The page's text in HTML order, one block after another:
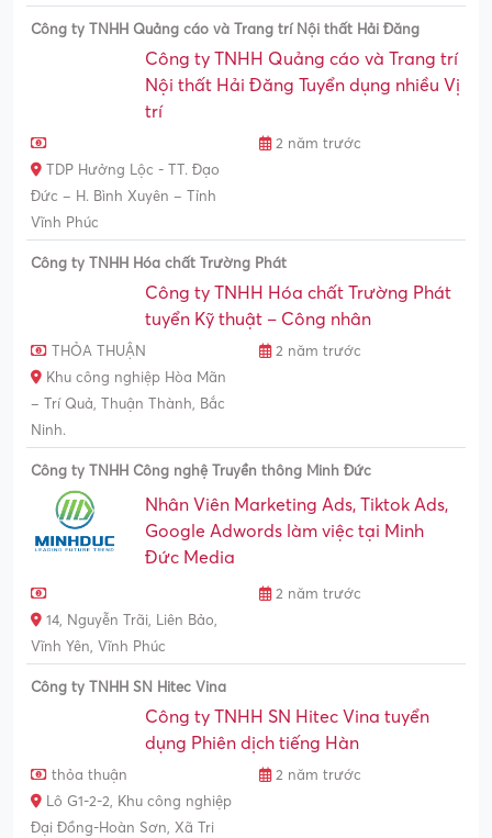
Công ty TNHH Quảng cáo và Trang trí Nội thất Hải Đăng
Công ty TNHH Quảng cáo và Trang trí
Nội thất Hải Đăng Tuyển dụng nhiều Vị
trí
2 năm trước
TDP Hưởng Lộc - TT. Đạo
Đức – H. Bình Xuyên – Tỉnh
Vĩnh Phúc
Công ty TNHH Hóa chất Trường Phát
Công ty TNHH Hóa chất Trường Phát
tuyển Kỹ thuật – Công nhân
THỎA THUẬN
2 năm trước
Khu công nghiệp Hòa Mãn
– Trí Quả, Thuận Thành, Bắc
Ninh.
Công ty TNHH Công nghệ Truyền thông Minh Đức
Nhân Viên Marketing Ads, Tiktok Ads,
Google Adwords làm việc tại Minh
Đức Media
2 năm trước
14, Nguyễn Trãi, Liên Bảo,
Vĩnh Yên, Vĩnh Phúc
Công ty TNHH SN Hitec Vina
Công ty TNHH SN Hitec Vina tuyển
dụng Phiên dịch tiếng Hàn
thỏa thuận
2 năm trước
Lô G1-2-2, Khu công nghiệp
Đại Đồng-Hoàn Sơn, Xã Tri